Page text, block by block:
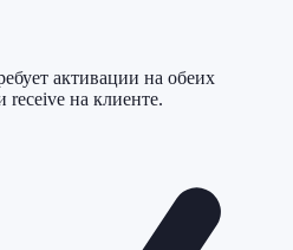
активации на обеих
receive на клиенте.